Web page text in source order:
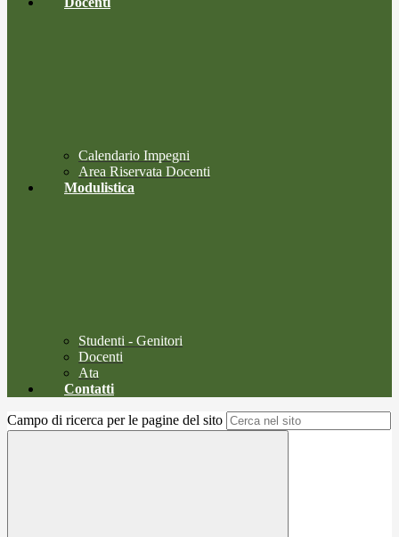
Calendario Impegni
Area Riservata Docenti
Modulistica
Studenti - Genitori
Docenti
Ata
Contatti
Campo di ricerca per le pagine del sito